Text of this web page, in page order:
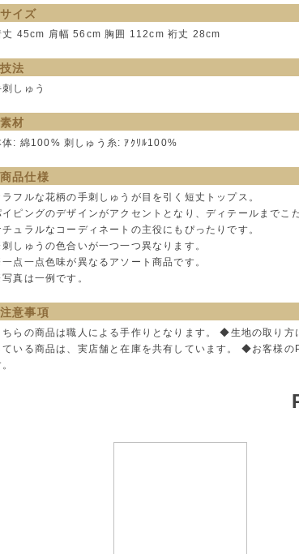
サイズ
丈 45cm 肩幅 56cm 胸囲 112cm 裄丈 28cm
技法
刺しゅう
素材
体: 綿100% 刺しゅう糸: ｱｸﾘﾙ100%
商品仕様
ラフルな花柄の手刺しゅうが目を引く短丈トップス。
イピングのデザインがアクセントとなり、ディテールまでこ
チュラルなコーディネートの主役にもぴったりです。
しゅうの色合いが一つ一つ異なります。
点一点色味が異なるアソート商品です。
真は一例です。
注意事項
ちらの商品は職人による手作りとなります。 ◆生地の取り
ている商品は、実店舗と在庫を共有しています。 ◆お客様